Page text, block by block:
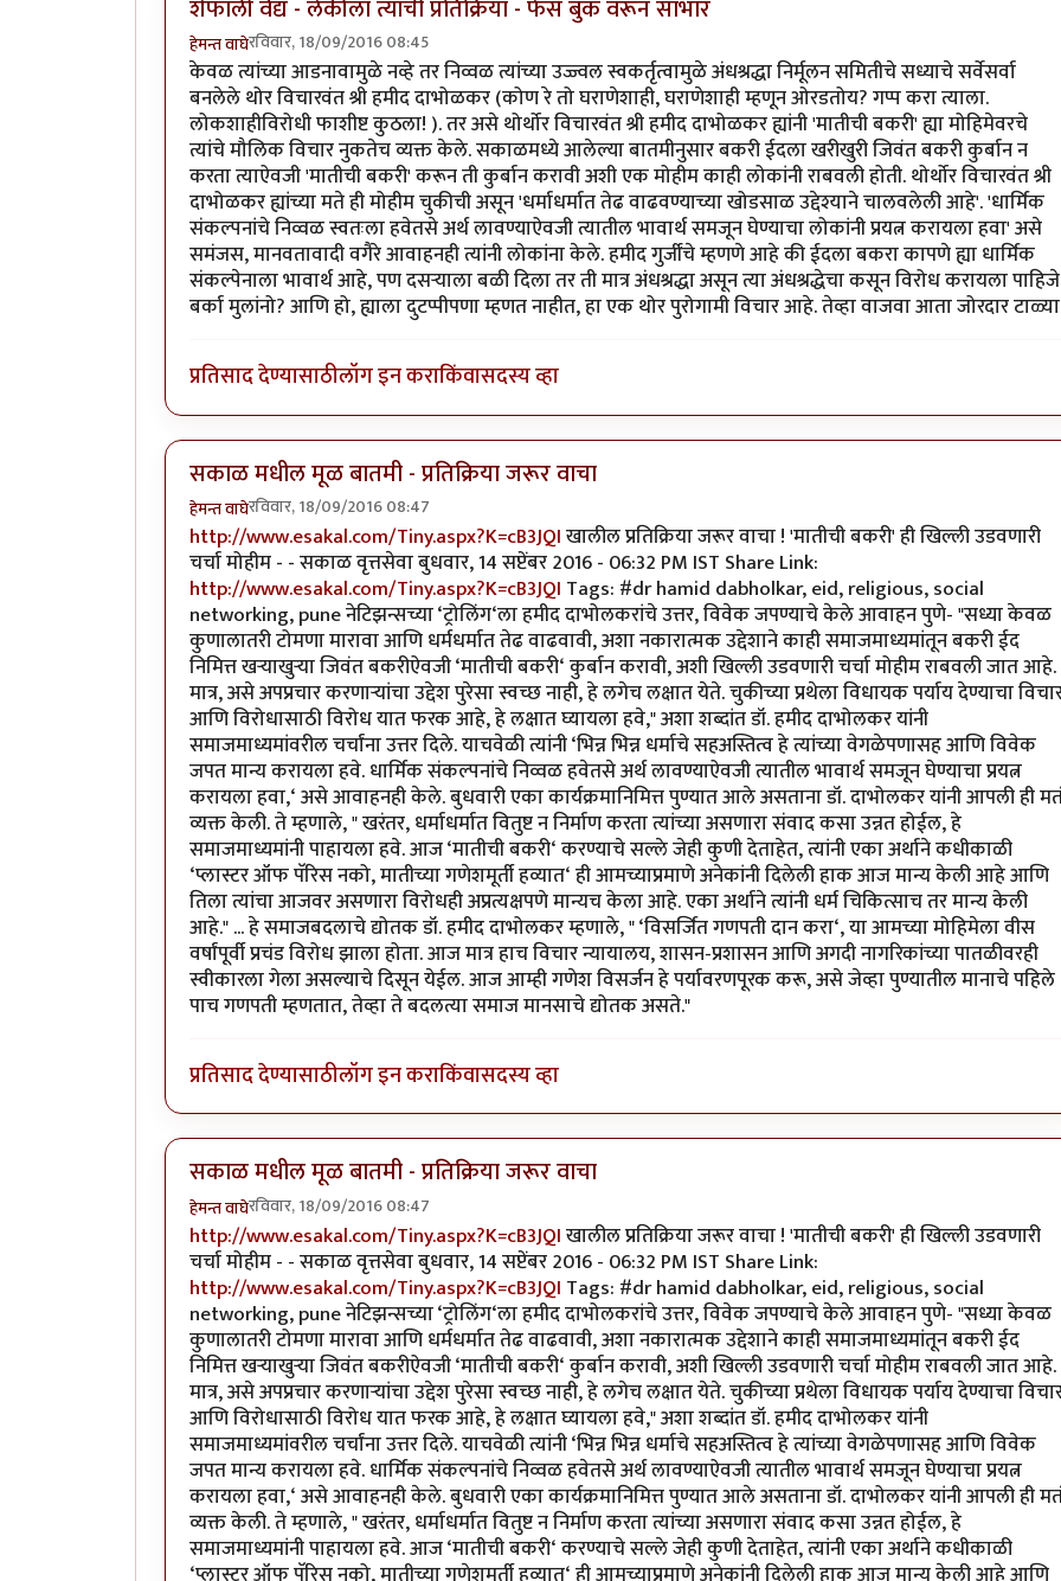
शेफाली वैद्य - लेकीला त्यांची प्रतिक्रिया - फेस बुक वरून साभार
हेमन्त वाघेरविवार, 18/09/2016 08:45
केवळ त्यांच्या आडनावामुळे नव्हे तर निव्वळ त्यांच्या उज्ज्वल स्वकर्तृत्वामुळे अंधश्रद्धा निर्मूलन समितीचे सध्याचे सर्वेसर्वा
बनलेले थोर विचारवंत श्री हमीद दाभोळकर (कोण रे तो घराणेशाही, घराणेशाही म्हणून ओरडतोय? गप्प करा त्याला.
लोकशाहीविरोधी फाशीष्ट कुठला! ). तर असे थोर्थोर विचारवंत श्री हमीद दाभोळकर ह्यांनी 'मातीची बकरी' ह्या मोहिमेवरचे
त्यांचे मौलिक विचार नुकतेच व्यक्त केले. सकाळमध्ये आलेल्या बातमीनुसार बकरी ईदला खरीखुरी जिवंत बकरी कुर्बान न
करता त्याऐवजी 'मातीची बकरी' करून ती कुर्बान करावी अशी एक मोहीम काही लोकांनी राबवली होती. थोर्थोर विचारवंत श्री
दाभोळकर ह्यांच्या मते ही मोहीम चुकीची असून 'धर्माधर्मात तेढ वाढवण्याच्या खोडसाळ उद्देश्याने चालवलेली आहे'. 'धार्मिक
संकल्पनांचे निव्वळ स्वतःला हवेतसे अर्थ लावण्याऐवजी त्यातील भावार्थ समजून घेण्याचा लोकांनी प्रयत्न करायला हवा' असे
समंजस, मानवतावादी वगैरे आवाहनही त्यांनी लोकांना केले. हमीद गुर्जींचे म्हणणे आहे की ईदला बकरा कापणे ह्या धार्मिक
संकल्पेनाला भावार्थ आहे, पण दसऱ्याला बळी दिला तर ती मात्र अंधश्रद्धा असून त्या अंधश्रद्धेचा कसून विरोध करायला पाहिजे
बर्का मुलांनो? आणि हो, ह्याला दुटप्पीपणा म्हणत नाहीत, हा एक थोर पुरोगामी विचार आहे. तेव्हा वाजवा आता जोरदार
प्रतिसाद देण्यासाठीलॉग इन कराकिंवासदस्य व्हा
सकाळ मधील मूळ बातमी - प्रतिक्रिया जरूर वाचा
हेमन्त वाघेरविवार, 18/09/2016 08:47
http://www.esakal.com/Tiny.aspx?K=cB3JQIखालील प्रतिक्रिया जरूर वाचा ! 'मातीची बकरी' ही खिल्ली उडवणारी
चर्चा मोहीम - - सकाळ वृत्तसेवा बुधवार, 14 सप्टेंबर 2016 - 06:32 PM IST Share Link:
http://www.esakal.com/Tiny.aspx?K=cB3JQI Tags: #dr hamid dabholkar, eid, religious, social
networking, pune नेटिझन्सच्या ‘ट्रोलिंग‘ला हमीद दाभोलकरांचे उत्तर, विवेक जपण्याचे केले आवाहन पुणे- "सध्या केवळ
कुणालातरी टोमणा मारावा आणि धर्मधर्मात तेढ वाढवावी, अशा नकारात्मक उद्देशाने काही समाजमाध्यमांतून बकरी ईद
निमित्त खऱ्याखुऱ्या जिवंत बकरीऐवजी ‘मातीची बकरी‘ कुर्बान करावी, अशी खिल्ली उडवणारी चर्चा मोहीम राबवली जात आहे.
मात्र, असे अपप्रचार करणाऱ्यांचा उद्देश पुरेसा स्वच्छ नाही, हे लगेच लक्षात येते. चुकीच्या प्रथेला विधायक पर्याय देण्याचा
आणि विरोधासाठी विरोध यात फरक आहे, हे लक्षात घ्यायला हवे," अशा शब्दांत डॉ. हमीद दाभोलकर यांनी
समाजमाध्यमांवरील चर्चांना उत्तर दिले. याचवेळी त्यांनी ‘भिन्न भिन्न धर्माचे सहअस्तित्व हे त्यांच्या वेगळेपणासह आणि विवेक
जपत मान्य करायला हवे. धार्मिक संकल्पनांचे निव्वळ हवेतसे अर्थ लावण्याऐवजी त्यातील भावार्थ समजून घेण्याचा प्रयत्न
करायला हवा,‘ असे आवाहनही केले. बुधवारी एका कार्यक्रमानिमित्त पुण्यात आले असताना डॉ. दाभोलकर यांनी आपली ही
व्यक्त केली. ते म्हणाले, " खरंतर, धर्माधर्मात वितुष्ट न निर्माण करता त्यांच्या असणारा संवाद कसा उन्नत होईल, हे
समाजमाध्यमांनी पाहायला हवे. आज ‘मातीची बकरी‘ करण्याचे सल्ले जेही कुणी देताहेत, त्यांनी एका अर्थाने कधीकाळी
‘प्लास्टर ऑफ पॅरिस नको, मातीच्या गणेशमूर्ती हव्यात‘ ही आमच्याप्रमाणे अनेकांनी दिलेली हाक आज मान्य केली आहे आणि
तिला त्यांचा आजवर असणारा विरोधही अप्रत्यक्षपणे मान्यच केला आहे. एका अर्थाने त्यांनी धर्म चिकित्साच तर मान्य केली
आहे." ... हे समाजबदलाचे द्योतक डॉ. हमीद दाभोलकर म्हणाले, " ‘विसर्जित गणपती दान करा‘, या आमच्या मोहिमेला वीस
वर्षांपूर्वी प्रचंड विरोध झाला होता. आज मात्र हाच विचार न्यायालय, शासन-प्रशासन आणि अगदी नागरिकांच्या पातळीवरही
स्वीकारला गेला असल्याचे दिसून येईल. आज आम्ही गणेश विसर्जन हे पर्यावरणपूरक करू, असे जेव्हा पुण्यातील मानाचे पहिले
पाच गणपती म्हणतात, तेव्हा ते बदलत्या समाज मानसाचे द्योतक असते."
प्रतिसाद देण्यासाठीलॉग इन कराकिंवासदस्य व्हा
सकाळ मधील मूळ बातमी - प्रतिक्रिया जरूर वाचा
हेमन्त वाघेरविवार, 18/09/2016 08:47
http://www.esakal.com/Tiny.aspx?K=cB3JQIखालील प्रतिक्रिया जरूर वाचा ! 'मातीची बकरी' ही खिल्ली उडवणारी
चर्चा मोहीम - - सकाळ वृत्तसेवा बुधवार, 14 सप्टेंबर 2016 - 06:32 PM IST Share Link:
http://www.esakal.com/Tiny.aspx?K=cB3JQI Tags: #dr hamid dabholkar, eid, religious, social
networking, pune नेटिझन्सच्या ‘ट्रोलिंग‘ला हमीद दाभोलकरांचे उत्तर, विवेक जपण्याचे केले आवाहन पुणे- "सध्या केवळ
कुणालातरी टोमणा मारावा आणि धर्मधर्मात तेढ वाढवावी, अशा नकारात्मक उद्देशाने काही समाजमाध्यमांतून बकरी ईद
निमित्त खऱ्याखुऱ्या जिवंत बकरीऐवजी ‘मातीची बकरी‘ कुर्बान करावी, अशी खिल्ली उडवणारी चर्चा मोहीम राबवली जात आहे.
मात्र, असे अपप्रचार करणाऱ्यांचा उद्देश पुरेसा स्वच्छ नाही, हे लगेच लक्षात येते. चुकीच्या प्रथेला विधायक पर्याय देण्याचा
आणि विरोधासाठी विरोध यात फरक आहे, हे लक्षात घ्यायला हवे," अशा शब्दांत डॉ. हमीद दाभोलकर यांनी
समाजमाध्यमांवरील चर्चांना उत्तर दिले. याचवेळी त्यांनी ‘भिन्न भिन्न धर्माचे सहअस्तित्व हे त्यांच्या वेगळेपणासह आणि विवेक
जपत मान्य करायला हवे. धार्मिक संकल्पनांचे निव्वळ हवेतसे अर्थ लावण्याऐवजी त्यातील भावार्थ समजून घेण्याचा प्रयत्न
करायला हवा,‘ असे आवाहनही केले. बुधवारी एका कार्यक्रमानिमित्त पुण्यात आले असताना डॉ. दाभोलकर यांनी आपली ही
व्यक्त केली. ते म्हणाले, " खरंतर, धर्माधर्मात वितुष्ट न निर्माण करता त्यांच्या असणारा संवाद कसा उन्नत होईल, हे
समाजमाध्यमांनी पाहायला हवे. आज ‘मातीची बकरी‘ करण्याचे सल्ले जेही कुणी देताहेत, त्यांनी एका अर्थाने कधीकाळी